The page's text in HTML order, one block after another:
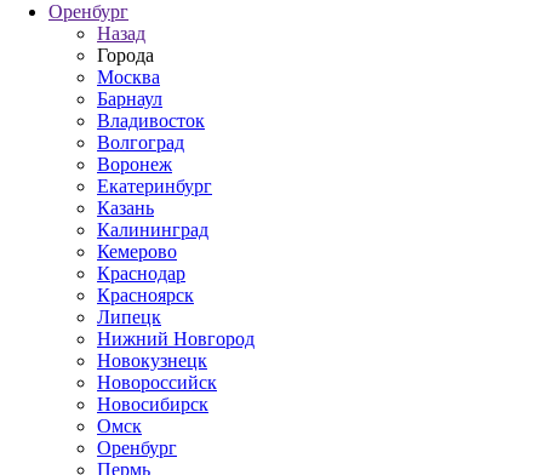
Оренбург
Назад
Города
Москва
Барнаул
Владивосток
Волгоград
Воронеж
Екатеринбург
Казань
Калининград
Кемерово
Краснодар
Красноярск
Липецк
Нижний Новгород
Новокузнецк
Новороссийск
Новосибирск
Омск
Оренбург
Пермь